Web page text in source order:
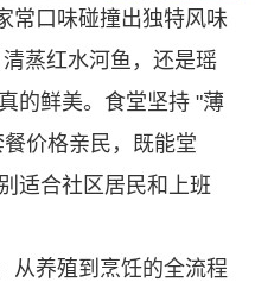
常口味碰撞出独特风味
蒸红水河鱼，还是瑶
的鲜美。食堂坚持 "薄
价格亲民，既能堂
适合社区居民和上班
从养殖到烹饪的全流程